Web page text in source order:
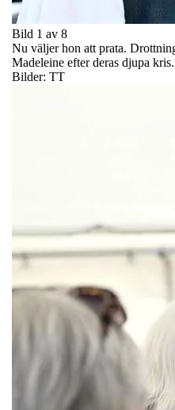
Bild 1 av 8
Nu väljer hon att prata.
Madeleine efter deras djupa kris.
Bilder: TT